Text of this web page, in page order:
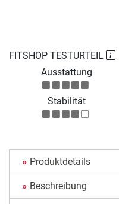
FITSHOP TESTURTEIL
Ausstattung
Stabilität
Produktdetails
Beschreibung